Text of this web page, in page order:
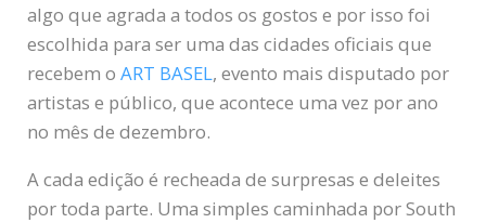
algo que agrada a todos os gostos e por isso foi
escolhida para ser uma das cidades oficiais que
recebem o ART BASEL, evento mais disputado por
artistas e público, que acontece uma vez por ano
no mês de dezembro.
A cada edição é recheada de surpresas e deleites
por toda parte. Uma simples caminhada por South